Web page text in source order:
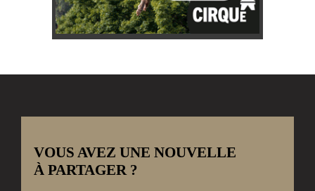
VOUS AVEZ UNE NOUVELLE
À PARTAGER ?